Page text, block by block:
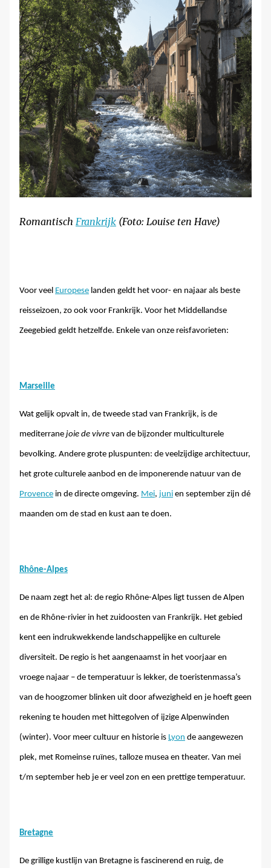
Romantisch Frankrijk (Foto: Louise ten Have)
Voor veel Europese landen geldt het voor- en najaar als beste
reisseizoen, zo ook voor Frankrijk. Voor het Middellandse
Zeegebied geldt hetzelfde. Enkele van onze reisfavorieten:
Marseille
Wat gelijk opvalt in, de tweede stad van Frankrijk, is de
mediterrane joie de vivre van de bijzonder multiculturele
bevolking. Andere grote pluspunten: de veelzijdige architectuur,
het grote culturele aanbod en de imponerende natuur van de
Provence in de directe omgeving. Mei, juni en september zijn dé
maanden om de stad en kust aan te doen.
Rhône-Alpes
De naam zegt het al: de regio Rhône-Alpes ligt tussen de Alpen
en de Rhône-rivier in het zuidoosten van Frankrijk. Het gebied
kent een indrukwekkende landschappelijke en culturele
diversiteit. De regio is het aangenaamst in het voorjaar en
vroege najaar – de temperatuur is lekker, de toeristenmassa’s
van de hoogzomer blinken uit door afwezigheid en je hoeft geen
rekening te houden met hittegolven of ijzige Alpenwinden
(winter). Voor meer cultuur en historie is Lyon de aangewezen
plek, met Romeinse ruïnes, talloze musea en theater. Van mei
t/m september heb je er veel zon en een prettige temperatuur.
Bretagne
De grillige kustlijn van Bretagne is fascinerend en ruig, de